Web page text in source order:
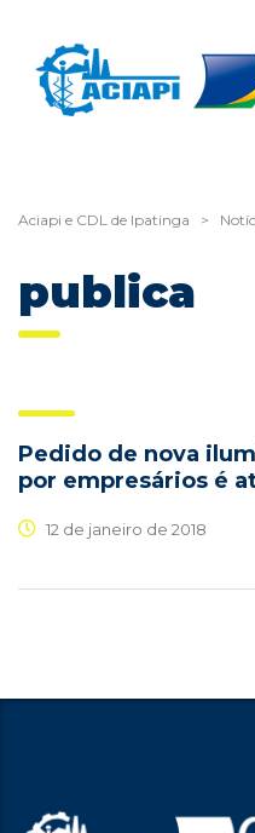
Aciapi e CDL de Ipatinga >
publica
Pedido de nova
por empresários é
12 de janeiro de 2018